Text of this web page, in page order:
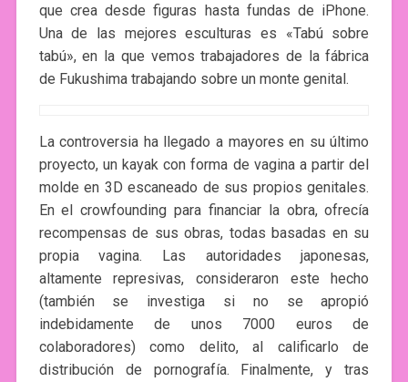
que crea desde figuras hasta fundas de iPhone.
Una de las mejores esculturas es «Tabú sobre
tabú», en la que vemos trabajadores de la fábrica
de Fukushima trabajando sobre un monte genital.
La controversia ha llegado a mayores en su último
proyecto, un kayak con forma de vagina a partir del
molde en 3D escaneado de sus propios genitales.
En el crowfounding para financiar la obra, ofrecía
recompensas de sus obras, todas basadas en su
propia vagina. Las autoridades japonesas,
altamente represivas, consideraron este hecho
(también se investiga si no se apropió
indebidamente de unos 7000 euros de
colaboradores) como delito, al calificarlo de
distribución de pornografía. Finalmente, y tras